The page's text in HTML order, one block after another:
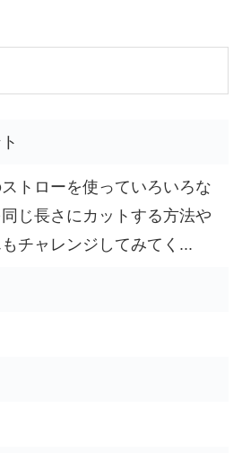
トローを使っていろいろな
じ長さにカットする方法や
チャレンジしてみてく...